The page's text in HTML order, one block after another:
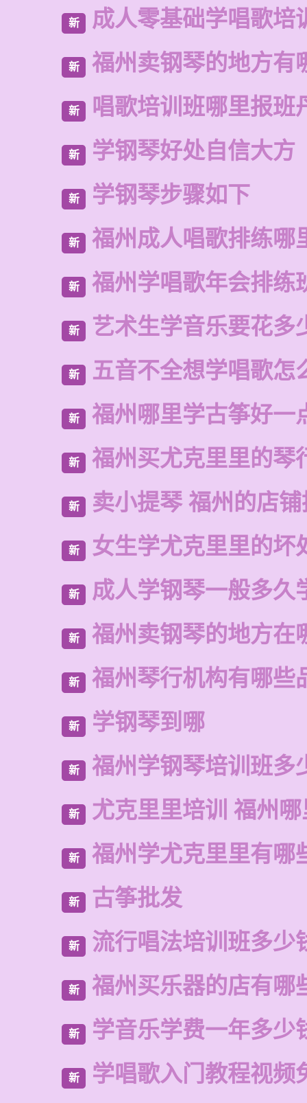
新 成人零基础学唱歌培
新 福州卖钢琴的地方有
新 唱歌培训班哪里报班
新 学钢琴好处自信大方
新 学钢琴步骤如下
新 福州成人唱歌排练哪
新 福州学唱歌年会排练
新 艺术生学音乐要花多
新 五音不全想学唱歌怎
新 福州哪里学古筝好一
新 福州买尤克里里的琴
新 卖小提琴 福州的店
新 女生学尤克里里的坏
新 成人学钢琴一般多久
新 福州卖钢琴的地方在
新 福州琴行机构有哪些
新 学钢琴到哪
新 福州学钢琴培训班多
新 尤克里里培训 福州
新 福州学尤克里里有哪
新 古筝批发
新 流行唱法培训班多少
新 福州买乐器的店有哪
新 学音乐学费一年多少
新 学唱歌入门教程视频